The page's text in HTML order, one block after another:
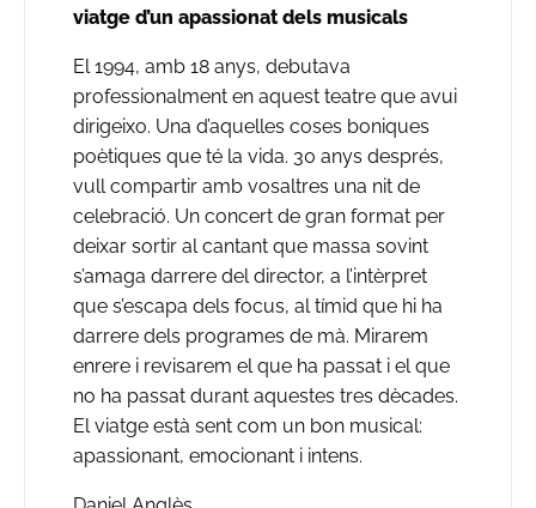
viatge d’un apassionat dels musicals
El 1994, amb 18 anys, debutava
professionalment en aquest teatre que avui
dirigeixo. Una d’aquelles coses boniques
poètiques que té la vida. 30 anys després,
vull compartir amb vosaltres una nit de
celebració. Un concert de gran format per
deixar sortir al cantant que massa sovint
s’amaga darrere del director, a l’intèrpret
que s’escapa dels focus, al tímid que hi ha
darrere dels programes de mà. Mirarem
enrere i revisarem el que ha passat i el que
no ha passat durant aquestes tres dècades.
El viatge està sent com un bon musical:
apassionant, emocionant i intens.